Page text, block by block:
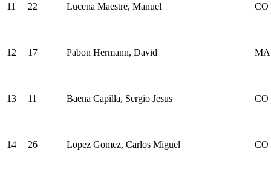
11 22 Lucena Maestre, Manuel CO
12 17 Pabon Hermann, David MA
13 11 Baena Capilla, Sergio Jesus CO
14 26 Lopez Gomez, Carlos Miguel CO